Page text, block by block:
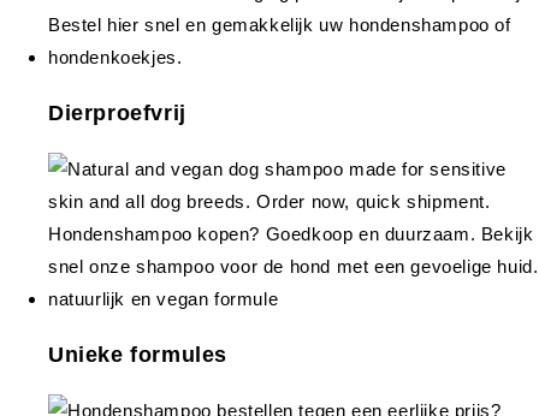
Dierproefvrij
Unieke formules